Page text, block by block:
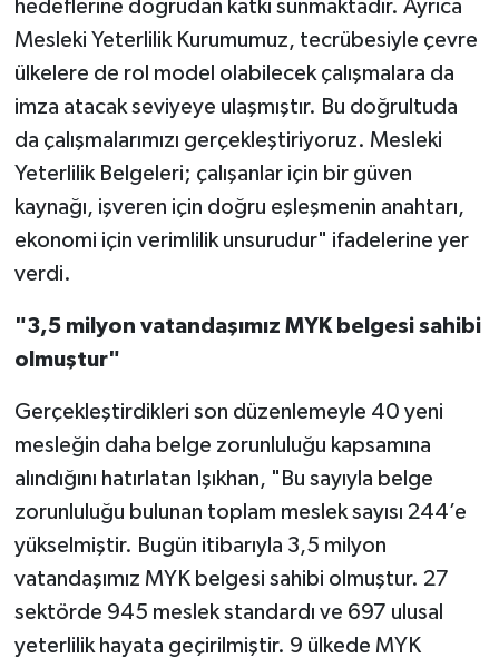
hedeflerine doğrudan katkı sunmaktadır. Ayrıca
Mesleki Yeterlilik Kurumumuz, tecrübesiyle çevre
ülkelere de rol model olabilecek çalışmalara da
imza atacak seviyeye ulaşmıştır. Bu doğrultuda
da çalışmalarımızı gerçekleştiriyoruz. Mesleki
Yeterlilik Belgeleri; çalışanlar için bir güven
kaynağı, işveren için doğru eşleşmenin anahtarı,
ekonomi için verimlilik unsurudur" ifadelerine yer
verdi.
"3,5 milyon vatandaşımız MYK belgesi sahibi
olmuştur"
Gerçekleştirdikleri son düzenlemeyle 40 yeni
mesleğin daha belge zorunluluğu kapsamına
alındığını hatırlatan Işıkhan, "Bu sayıyla belge
zorunluluğu bulunan toplam meslek sayısı 244’e
yükselmiştir. Bugün itibarıyla 3,5 milyon
vatandaşımız MYK belgesi sahibi olmuştur. 27
sektörde 945 meslek standardı ve 697 ulusal
yeterlilik hayata geçirilmiştir. 9 ülkede MYK